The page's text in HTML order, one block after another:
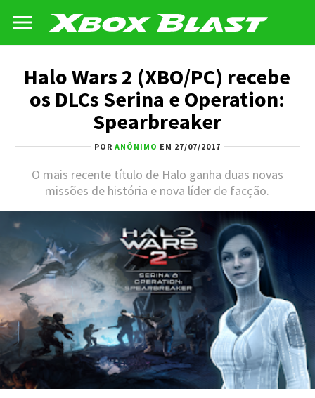
Halo Wars 2 (XBO/PC) recebe
os DLCs Serina e Operation:
Spearbreaker
POR ANÔNIMO EM 27/07/2017
O mais recente título de Halo ganha duas novas
missões de história e nova líder de facção.